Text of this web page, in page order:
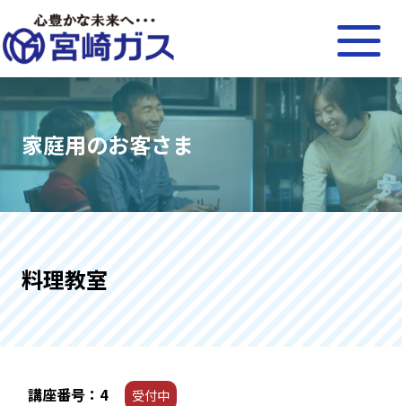
家庭用のお客さま
料理教室
講座番号：4 受付中